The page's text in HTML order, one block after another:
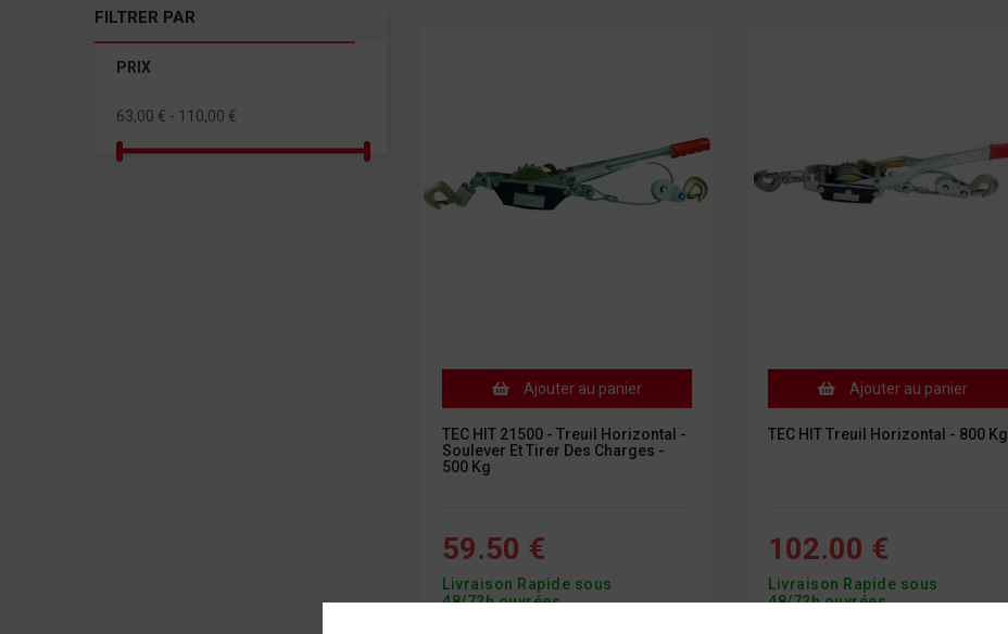
FILTRER PAR
PRIX
63,00 € - 110,00 €
Ajouter au panier
TEC HIT 21500 - Treuil Horizontal -
Soulever Et Tirer Des Charges -
500 Kg
59.50 €
Livraison Rapide sous
48/72h ouvrées
Ajouter au panier
TEC HIT Treuil Horizontal - 800 Kg
102.00 €
Livraison Rapide sous
48/72h ouvrées